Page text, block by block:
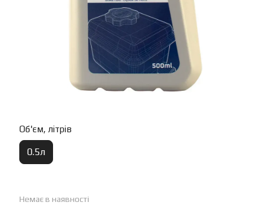
Об'єм, літрів
0.5л
Немає в наявності